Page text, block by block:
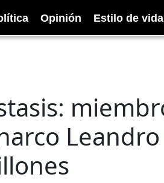
Opinión Estilo de vida